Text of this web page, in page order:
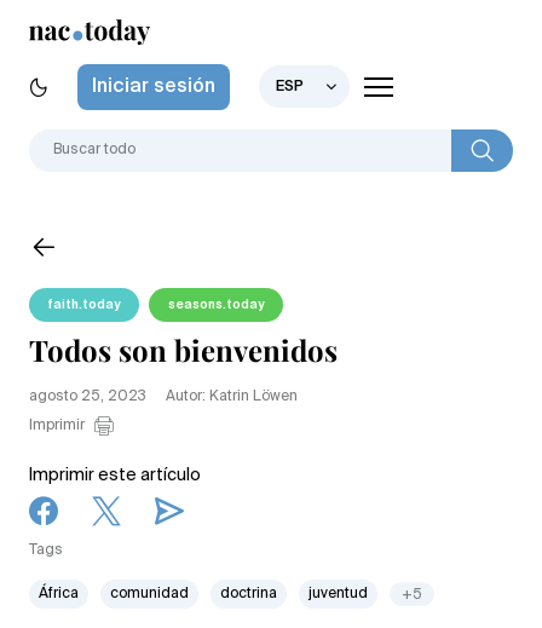
Iniciar sesión ESP
faith.today seasons.today
Todos son bienvenidos
agosto 25, 2023
Autor: Katrin Löwen
Imprimir
Imprimir este artículo
Tags
África comunidad doctrina juventud +5